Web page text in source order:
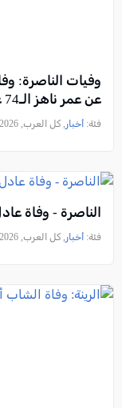
وفيات الناصرة:
عن عمر ناهز الـ74 عامًا
فئة: أخبار , كل العرب, 2026-07-14 09:47:54
الناصرة - وفاة
فئة: أخبار , كل العرب, 2026-07-11 09:31:21